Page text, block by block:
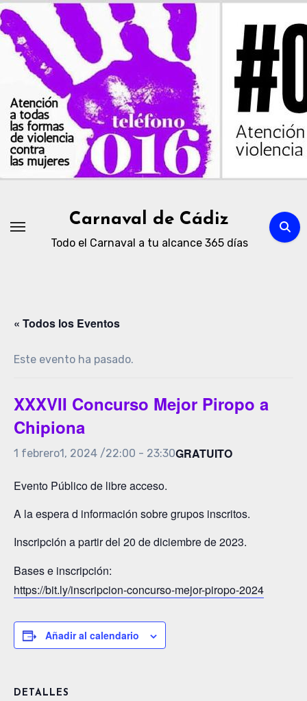
Ir
al
contenido
Carnaval de Cádiz
Todo el Carnaval a tu alcance 365 días
« Todos los Eventos
Este evento ha pasado.
XXXVII Concurso Mejor Piropo a
Chipiona
1 febrero1, 2024 /22:00 - 23:30GRATUITO
Evento Público de libre acceso.
A la espera d información sobre grupos inscritos.
Inscripción a partir del 20 de diciembre de 2023.
Bases e inscripción:
https://bit.ly/inscripcion-concurso-mejor-piropo-2024
Añadir al calendario
DETALLES